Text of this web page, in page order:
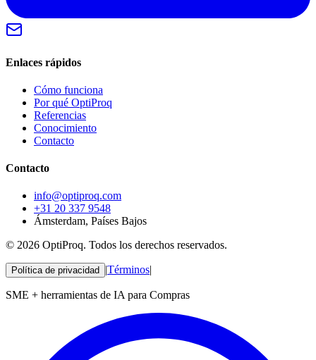
Enlaces rápidos
Cómo funciona
Por qué OptiProq
Referencias
Conocimiento
Contacto
Contacto
info@optiproq.com
+31 20 337 9548
Ámsterdam, Países Bajos
© 2026 OptiProq. Todos los derechos reservados.
Política de privacidad |Términos|
SME + herramientas de IA para Compras